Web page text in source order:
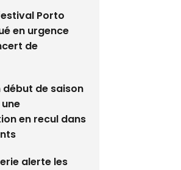
Porto
en urgence
début de saison